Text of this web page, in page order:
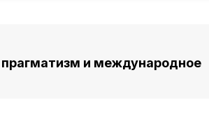
прагматизм и международное